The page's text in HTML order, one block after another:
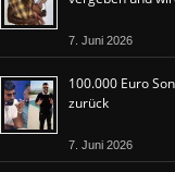
7. Juni 2026
100.000 Euro
zurück
7. Juni 2026